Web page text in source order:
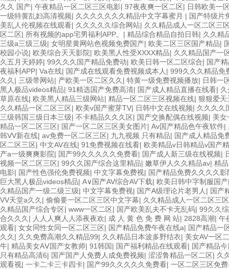
久久 国产| 午夜精品一区二区三区电影| 97夜夜爽一区二区| 日韩欧美一
一级特黄乱妇高清视频| 久久久久久久久精品中文字幕蜜月 | 国产特级片
美乱人伦视频在线观看| 久久久久久综合网站| 久久精品成人一区二区三
区二区| 所有视频的app宅男福利APP。 | 精品综合精品自拍日韩| 久久精
三级a三级三级| 女明星黄网站色视频免费国产| 欧美二区三区国产精品|
校园小说| 欧美综合天天影院| 欧美黑人性受XXXX精品| 久久精品国产一
久五月天婷婷| 99久久久国产精品免费动| 欧美日韩一区二区综合| 国产
夜福利APP| Va在线| 国产成在线观看免费视频成本人 | 999久久久精品免
久久 | 三级带网站| 产欧美一区二区久久 | 特黄一级免费视频播放| 日韩一
黑人极品videos精品| 91精选国产免费高清| 国产成人精品直播在线看|
草原在线| 欧美黑人精品三级网站| 精品一区二区三区视频在线| 狠狠爱天
久久精品一区二区三区| 欧美v国产蜜芽TV| 日韩中文在线视频| 久久久久
三级韩国三级日本三级| 不卡精品久久久区| 国产交换配偶在线视频| 美女
精品一区二区三区| 国产一区二区三区美女图片| Av国产精品色午夜软件|
韩VV新在线| av免费一区二区三区| 九九视频 只有精品| 国产成人精品免
区二区三区| 中文AV在线| 91免费视频在线看| 欧美精品v日韩精品v国产
产a一级爽爽影院| 国产99久久久久久免费看| 国产成人新三级在线视频|
视频一区二区三区| 99久久国产综合这里精品| 嫩草伊人久久精品av| 精
电影| 国产性色强伦免费视频| 中文字幕免费视| 国产精品免费久久久久
巨大黑人极品videos精品| A∨国产AV综合AV下载| 欧美日韩中字制服国产
久精品国产一级二级三级| 中文字幕免费视| 国产A级理论片老男人 | 国产
VV天堂a久久 | 偷偷要一区二区三区中文字幕| 久久精品成人一区二区三区
久精品国产综合专区| www一区二区| 国产欧美乱夫不卡无乱码| 99久久
合久久久 | 人人人爽人人添夜夜欢| 成 人 黄 色 免 费 网 站| 2828高潮| 午
观看| 女女同性女同一区二区三区| 国产精品免费午夜在线a| 国产精品一
久久 | 久久免费高潮久久精品99| 久久精品日本波多野结衣| 美女AV一区
牛| 精品美女AⅤ国产女教师| 91韩国| 国产福利精品在线观看| 国产精品
只有精品高清6| 国产国产人免费人成免费视频| 涩涩鲁精品一区二区| 久
观看视| 一卡二卡三卡四卡| 国产99久久久久久免费看| 一区二区三区免